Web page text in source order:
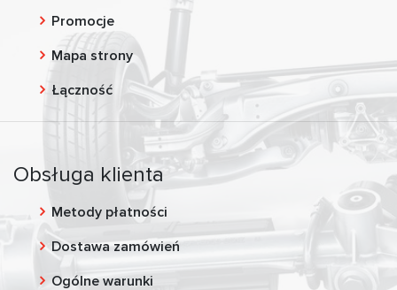
Promocje
Mapa strony
Łączność
Obsługa klienta
Metody płatności
Dostawa zamówień
Ogólne warunki